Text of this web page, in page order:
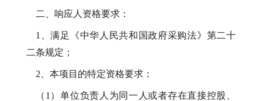
二、响应人资格要求：
1、满足《中华人民共和国政府采购法》第二十
二条规定；
2、本项目的特定资格要求：
（ 1）单位负责人为同一人或者存在直接控股、